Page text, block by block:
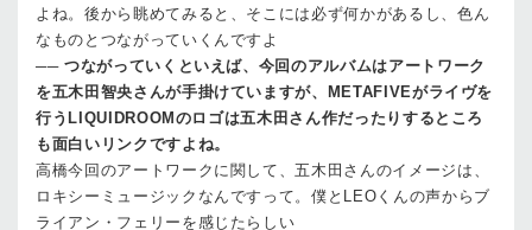
よね。後から眺めてみると、そこには必ず何かがあるし、色ん
なものとつながっていくんですよ
── つながっていくといえば、今回のアルバムはアートワーク
を五木田智央さんが手掛けていますが、METAFIVEがライヴを
行うLIQUIDROOMのロゴは五木田さん作だったりするところ
も面白いリンクですよね。
高橋今回のアートワークに関して、五木田さんのイメージは、
ロキシーミュージックなんですって。僕とLEOくんの声からブ
ライアン・フェリーを感じたらしい